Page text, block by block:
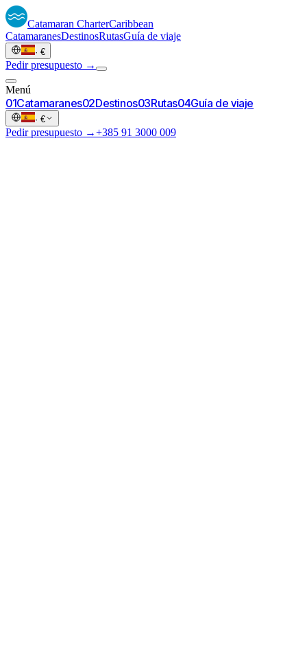
Catamaran CharterCaribbean
CatamaranesDestinosRutasGuía de viaje
· €
Pedir presupuesto →
Menú
01Catamaranes02Destinos03Rutas04Guía de viaje
· €
Pedir presupuesto →+385 91 3000 009